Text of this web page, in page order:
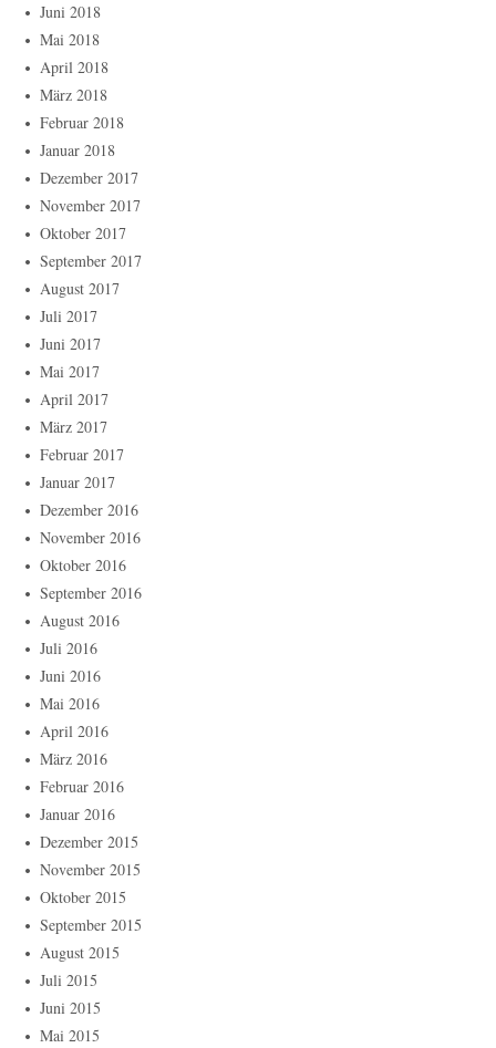
Juni 2018
Mai 2018
April 2018
März 2018
Februar 2018
Januar 2018
Dezember 2017
November 2017
Oktober 2017
September 2017
August 2017
Juli 2017
Juni 2017
Mai 2017
April 2017
März 2017
Februar 2017
Januar 2017
Dezember 2016
November 2016
Oktober 2016
September 2016
August 2016
Juli 2016
Juni 2016
Mai 2016
April 2016
März 2016
Februar 2016
Januar 2016
Dezember 2015
November 2015
Oktober 2015
September 2015
August 2015
Juli 2015
Juni 2015
Mai 2015